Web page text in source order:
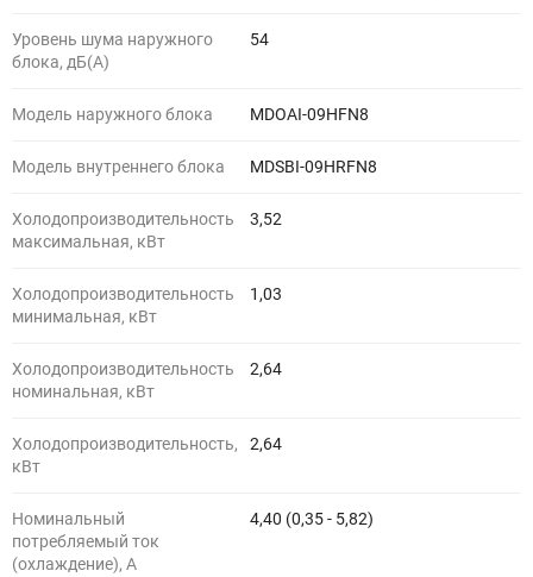
Уровень шума наружного
блока, дБ(А)
54
Модель наружного блока MDOAI-09HFN8
Модель внутреннего блока MDSBI-09HRFN8
Холодопроизводительность
максимальная, кВт
3,52
Холодопроизводительность
минимальная, кВт
1,03
Холодопроизводительность
номинальная, кВт
2,64
Холодопроизводительность,
кВт
2,64
Номинальный
потребляемый ток
(охлаждение), А
4,40 (0,35 - 5,82)